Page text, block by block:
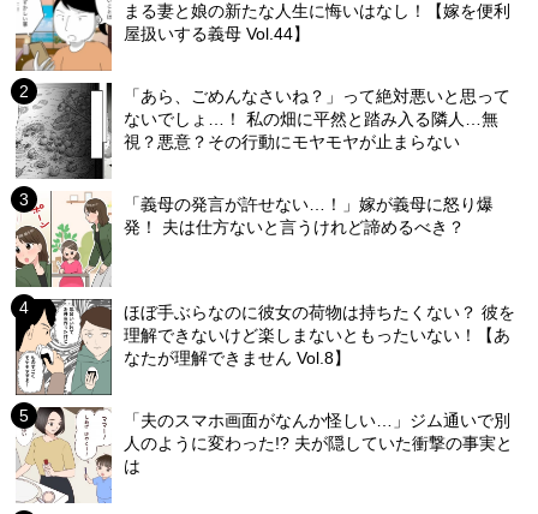
まる妻と娘の新たな人生に悔いはなし！【嫁を便利
屋扱いする義母 Vol.44】
「あら、ごめんなさいね？」って絶対悪いと思って
ないでしょ…！ 私の畑に平然と踏み入る隣人…無
視？悪意？その行動にモヤモヤが止まらない
「義母の発言が許せない…！」嫁が義母に怒り爆
発！ 夫は仕方ないと言うけれど諦めるべき？
ほぼ手ぶらなのに彼女の荷物は持ちたくない？ 彼を
理解できないけど楽しまないともったいない！【あ
なたが理解できません Vol.8】
「夫のスマホ画面がなんか怪しい…」ジム通いで別
人のように変わった!? 夫が隠していた衝撃の事実と
は